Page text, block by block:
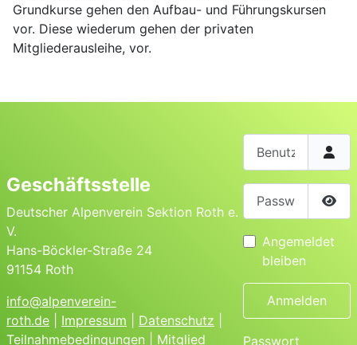
Grundkurse gehen den Aufbau- und Führungskursen
vor. Diese wiederum gehen der privaten
Mitgliederausleihe, vor.
Geschäftsstelle
Deutscher Alpenverein Sektion Roth e.
V.
Hans-Böckler-Straße 24
91154 Roth
info@alpenverein-
roth.de
Impressum Datenschutz
Teilnahmebedingungen
Mitglied
Benutzername
Angemeldet
bleiben
Anmelden
Passwort